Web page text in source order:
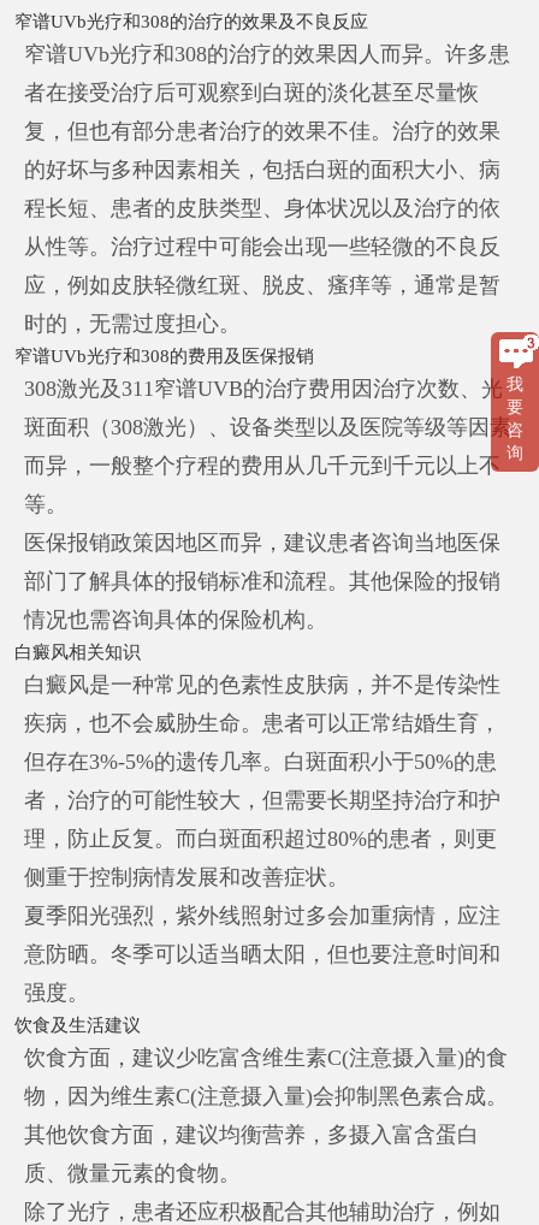
窄谱UVb光疗和308的治疗的效果及不良反应
窄谱UVb光疗和308的治疗的效果因人而异。许多患
者在接受治疗后可观察到白斑的淡化甚至尽量恢
复，但也有部分患者治疗的效果不佳。治疗的效果
的好坏与多种因素相关，包括白斑的面积大小、病
程长短、患者的皮肤类型、身体状况以及治疗的依
从性等。治疗过程中可能会出现一些轻微的不良反
应，例如皮肤轻微红斑、脱皮、瘙痒等，通常是暂
时的，无需过度担心。
窄谱UVb光疗和308的费用及医保报销
308激光及311窄谱UVB的治疗费用因治疗次数、光
斑面积（308激光）、设备类型以及医院等级等因素
而异，一般整个疗程的费用从几千元到千元以上不
等。
医保报销政策因地区而异，建议患者咨询当地医保
部门了解具体的报销标准和流程。其他保险的报销
情况也需咨询具体的保险机构。
白癜风相关知识
白癜风是一种常见的色素性皮肤病，并不是传染性
疾病，也不会威胁生命。患者可以正常结婚生育，
但存在3%-5%的遗传几率。白斑面积小于50%的患
者，治疗的可能性较大，但需要长期坚持治疗和护
理，防止反复。而白斑面积超过80%的患者，则更
侧重于控制病情发展和改善症状。
夏季阳光强烈，紫外线照射过多会加重病情，应注
意防晒。冬季可以适当晒太阳，但也要注意时间和
强度。
饮食及生活建议
饮食方面，建议少吃富含维生素C(注意摄入量)的食
物，因为维生素C(注意摄入量)会抑制黑色素合成。
其他饮食方面，建议均衡营养，多摄入富含蛋白
质、微量元素的食物。
除了光疗，患者还应积极配合其他辅助治疗，例如
我
要
咨
询